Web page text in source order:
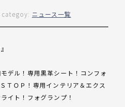
categoy: ニュース一覧
デル！専用黒革シート！コンフォ
ＴＯＰ！専用インテリア＆エクス
イト！フォグランプ！